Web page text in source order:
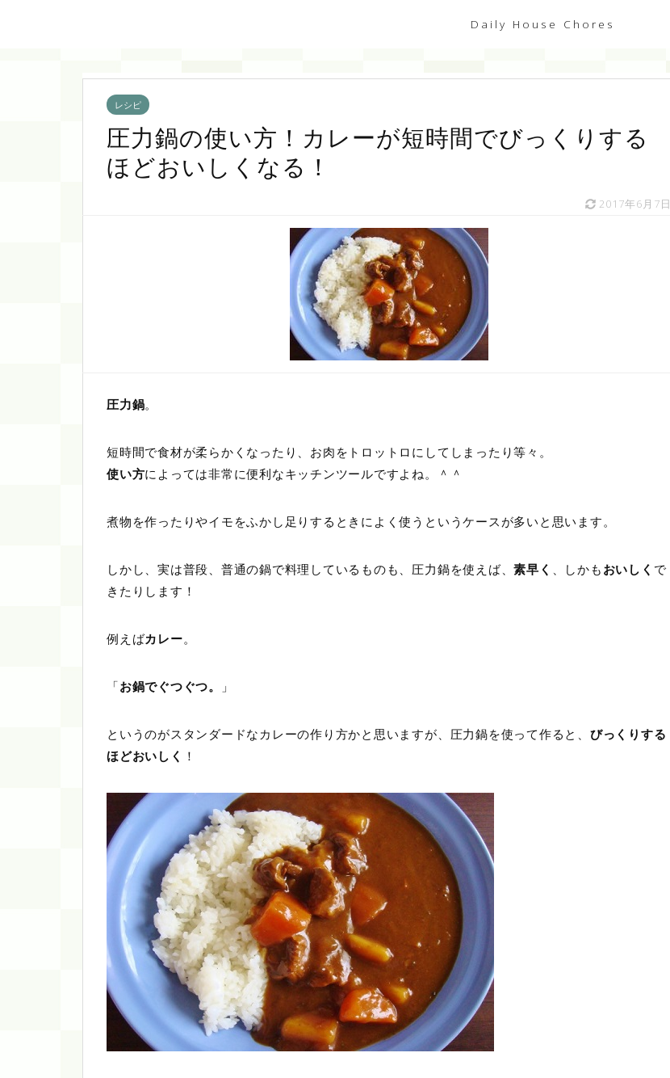
Daily House Chores
レシピ
圧力鍋の使い方！カレーが短時間でびっくりする
ほどおいしくなる！
2017年6月7日
圧力鍋。
短時間で食材が柔らかくなったり、お肉をトロットロにしてしまったり等々。
使い方によっては非常に便利なキッチンツールですよね。＾＾
煮物を作ったりやイモをふかし足りするときによく使うというケースが多いと思います。
しかし、実は普段、普通の鍋で料理しているものも、圧力鍋を使えば、素早く 、しかも おいしく で
きたりします！
例えばカレー。
「お鍋でぐつぐつ。 」
というのがスタンダードなカレーの作り方かと思いますが、圧力鍋を使って作ると、 びっくりする
ほどおいしく ！